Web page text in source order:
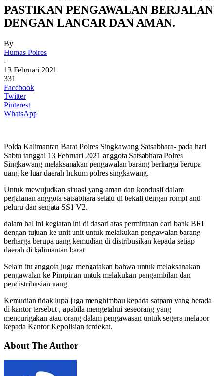
PASTIKAN PENGAWALAN BERJALAN
DENGAN LANCAR DAN AMAN.
By
Humas Polres
-
13 Februari 2021
331
Facebook
Twitter
Pinterest
WhatsApp
Polda Kalimantan Barat Polres Singkawang Satsabhara- pada hari
Sabtu tanggal 13 Februari 2021 anggota Satsabhara Polres
Singkawang melaksanakan pengawalan barang berharga berupa
uang ke luar daerah hukum polres singkawang.
Untuk mewujudkan situasi yang aman dan kondusif dalam
perjalanan anggota satsabhara selalu di bekali dengan rompi anti
peluru dan senjata SS1 V2.
dalam hal ini kegiatan ini di dasari atas permintaan dari bank BRI
dengan tujuan ke unit unit untuk melakukan pengawalan barang
berharga berupa uang kemudian di distribusikan kepada setiap
daerah di kalimantan barat
Selain itu anggota juga mengatakan bahwa untuk melaksanakan
pengawalan ke Pimpinan untuk melakukan pengambilan dan
pendistribusian uang.
Kemudian tidak lupa juga menghimbau kepada satpam yang berada
di kantor tersebut , apabila mengetahui seseorang yang
mencurigakan atau orang dalam pengawasan untuk segera melapor
kepada Kantor Kepolisian terdekat.
About The Author